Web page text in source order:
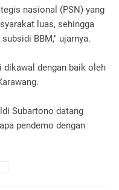
nasional (PSN) yang
luas, sehingga
BBM," ujarnya.
dikawal dengan baik oleh
Subartono datang
pendemo dengan